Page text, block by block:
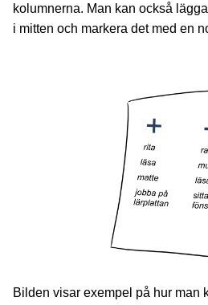
kolumnerna. Man kan också
i mitten och markera det med en
Bilden visar exempel på hur man